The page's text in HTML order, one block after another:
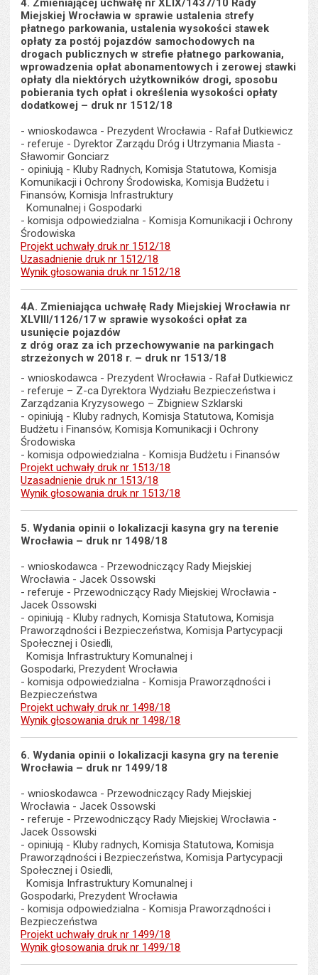
4. Zmieniającej uchwałę nr XLIX/1437/10 Rady
Miejskiej Wrocławia w sprawie ustalenia strefy
płatnego parkowania, ustalenia wysokości stawek
opłaty za postój pojazdów samochodowych na
drogach publicznych w strefie płatnego parkowania,
wprowadzenia opłat abonamentowych i zerowej stawki
opłaty dla niektórych użytkowników drogi, sposobu
pobierania tych opłat i określenia wysokości opłaty
dodatkowej – druk nr 1512/18
- wnioskodawca - Prezydent Wrocławia - Rafał Dutkiewicz
- referuje - Dyrektor Zarządu Dróg i Utrzymania Miasta -
Sławomir Gonciarz
- opiniują - Kluby Radnych, Komisja Statutowa, Komisja
Komunikacji i Ochrony Środowiska, Komisja Budżetu i
Finansów, Komisja Infrastruktury
Komunalnej i Gospodarki
- komisja odpowiedzialna - Komisja Komunikacji i Ochrony
Środowiska
Projekt uchwały druk nr 1512/18
Uzasadnienie druk nr 1512/18
Wynik głosowania druk nr 1512/18
4A. Zmieniająca uchwałę Rady Miejskiej Wrocławia nr
XLVIII/1126/17 w sprawie wysokości opłat za
usunięcie pojazdów
z dróg oraz za ich przechowywanie na parkingach
strzeżonych w 2018 r. – druk nr 1513/18
- wnioskodawca - Prezydent Wrocławia - Rafał Dutkiewicz
- referuje – Z-ca Dyrektora Wydziału Bezpieczeństwa i
Zarządzania Kryzysowego – Zbigniew Szklarski
- opiniują - Kluby radnych, Komisja Statutowa, Komisja
Budżetu i Finansów, Komisja Komunikacji i Ochrony
Środowiska
- komisja odpowiedzialna - Komisja Budżetu i Finansów
Projekt uchwały druk nr 1513/18
Uzasadnienie druk nr 1513/18
Wynik głosowania druk nr 1513/18
5. Wydania opinii o lokalizacji kasyna gry na terenie
Wrocławia – druk nr 1498/18
- wnioskodawca - Przewodniczący Rady Miejskiej
Wrocławia - Jacek Ossowski
- referuje - Przewodniczący Rady Miejskiej Wrocławia -
Jacek Ossowski
- opiniują - Kluby radnych, Komisja Statutowa, Komisja
Praworządności i Bezpieczeństwa, Komisja Partycypacji
Społecznej i Osiedli,
Komisja Infrastruktury Komunalnej i
Gospodarki, Prezydent Wrocławia
- komisja odpowiedzialna - Komisja Praworządności i
Bezpieczeństwa
Projekt uchwały druk nr 1498/18
Wynik głosowania druk nr 1498/18
6. Wydania opinii o lokalizacji kasyna gry na terenie
Wrocławia – druk nr 1499/18
- wnioskodawca - Przewodniczący Rady Miejskiej
Wrocławia - Jacek Ossowski
- referuje - Przewodniczący Rady Miejskiej Wrocławia -
Jacek Ossowski
- opiniują - Kluby radnych, Komisja Statutowa, Komisja
Praworządności i Bezpieczeństwa, Komisja Partycypacji
Społecznej i Osiedli,
Komisja Infrastruktury Komunalnej i
Gospodarki, Prezydent Wrocławia
- komisja odpowiedzialna - Komisja Praworządności i
Bezpieczeństwa
Projekt uchwały druk nr 1499/18
Wynik głosowania druk nr 1499/18